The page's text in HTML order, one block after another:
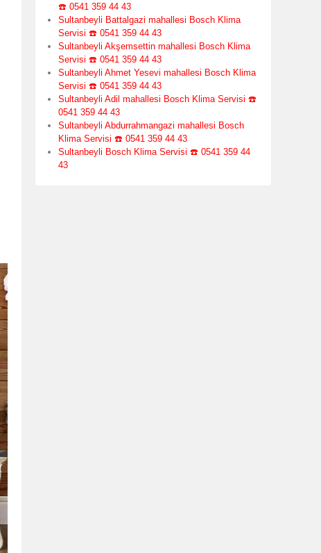
☎️ 0541 359 44 43
Sultanbeyli Battalgazi mahallesi Bosch Klima
Servisi ☎️ 0541 359 44 43
Sultanbeyli Akşemsettin mahallesi Bosch Klima
Servisi ☎️ 0541 359 44 43
Sultanbeyli Ahmet Yesevi mahallesi Bosch Klima
Servisi ☎️ 0541 359 44 43
Sultanbeyli Adil mahallesi Bosch Klima Servisi ☎️
0541 359 44 43
Sultanbeyli Abdurrahmangazi mahallesi Bosch
Klima Servisi ☎️ 0541 359 44 43
Sultanbeyli Bosch Klima Servisi ☎️ 0541 359 44
43